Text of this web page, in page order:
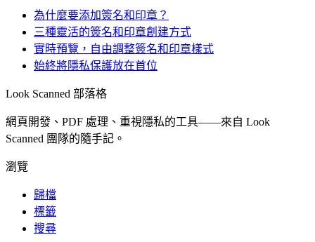
為什麼要添加簽名和印章？
三種靈活的簽名和印章創建方式
實時預覽，自由調整簽名和印章樣式
始終將隱私保護放在首位
Look Scanned 部落格
網頁開發、PDF 處理、重視隱私的工具——來自 Look
Scanned 團隊的隨手記。
瀏覽
歸檔
標籤
搜尋